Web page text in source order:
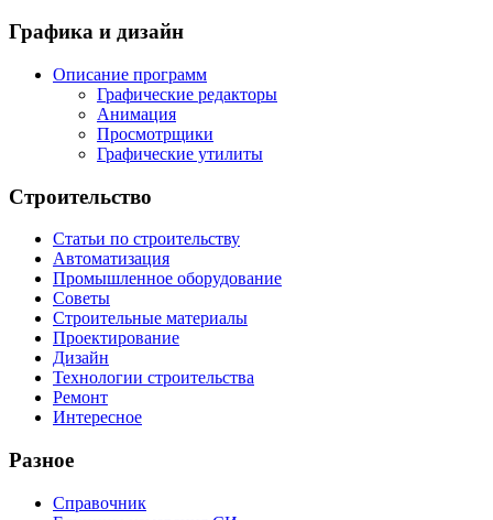
Графика и дизайн
Описание программ
Графические редакторы
Анимация
Просмотрщики
Графические утилиты
Строительство
Статьи по строительству
Автоматизация
Промышленное оборудование
Советы
Строительные материалы
Проектирование
Дизайн
Технологии строительства
Ремонт
Интересное
Разное
Справочник